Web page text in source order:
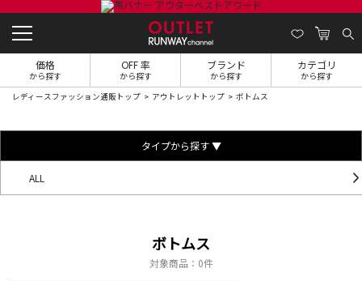
価格
から探す
OFF 率
から探す
ブランド
から探す
カテゴリ
から探す
レディースファッション通販トップ アウトレットトップ ボトムス
タイプから探す ▼
ALL
ボトムス
対象商品： 0件